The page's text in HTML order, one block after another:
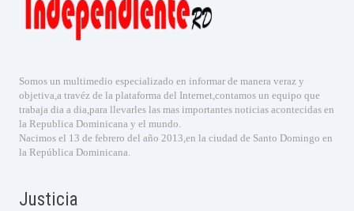
Somos un multimedio especializado en informar de manera veraz y
objetiva,a travéz de la plataforma del Internet,contamos un equipo que
trabaja dia a dia,para llevarles las mas importantes noticias acontecidas en
la Republica Dominicana y el mundo.
Nacimos el 13 de febrero del año 2013,en la ciudad de Santo Domingo en
la República Dominicana.
Justicia